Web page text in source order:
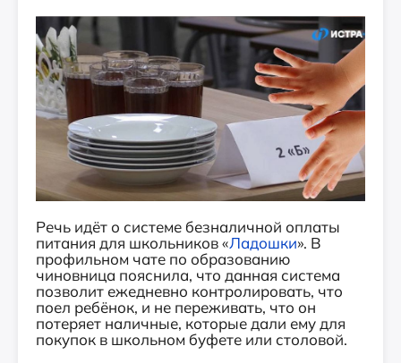
Речь идёт о системе безналичной оплаты
питания для школьников «Ладошки». В
профильном чате по образованию
чиновница пояснила, что данная система
позволит ежедневно контролировать, что
поел ребёнок, и не переживать, что он
потеряет наличные, которые дали ему для
покупок в школьном буфете или столовой.